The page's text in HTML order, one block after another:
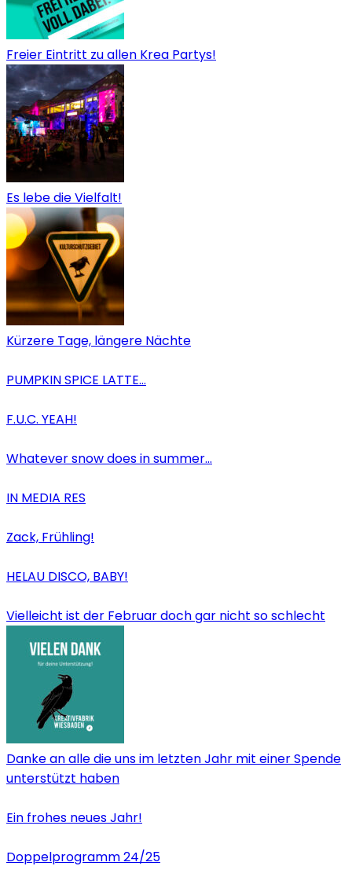
Freier Eintritt zu allen Krea Partys!
Es lebe die Vielfalt!
Kürzere Tage, längere Nächte
PUMPKIN SPICE LATTE…
F.U.C. YEAH!
Whatever snow does in summer…
IN MEDIA RES
Zack, Frühling!
HELAU DISCO, BABY!
Vielleicht ist der Februar doch gar nicht so schlecht
Danke an alle die uns im letzten Jahr mit einer Spende
unterstützt haben
Ein frohes neues Jahr!
Doppelprogramm 24/25